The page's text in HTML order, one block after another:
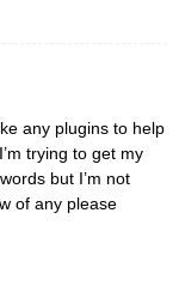
any plugins to help
trying to get my
but I’m not
of any please